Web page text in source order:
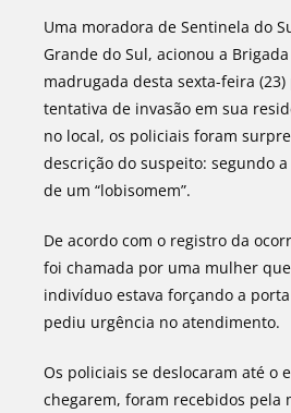
Uma moradora de Sentinela do
Grande do Sul, acionou a
madrugada desta sexta-feira
tentativa de invasão em sua
no local, os policiais foram
descrição do suspeito: segundo
de um “lobisomem”.
De acordo com o registro da
foi chamada por uma mulher
indivíduo estava forçando a porta
pediu urgência no atendimento.
Os policiais se deslocaram até o
chegarem, foram recebidos pela